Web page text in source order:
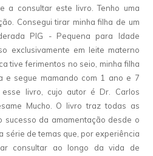
a consultar este livro. Tenho uma
Consegui tirar minha filha de um
PIG - Pequena para Idade
exclusivamente em leite materno
tive ferimentos no seio, minha filha
e segue mamando com 1 ano e 7
livro, cujo autor é Dr. Carlos
Mucho. O livro traz todas as
sucesso da amamentação desde o
série de temas que, por experiência
consultar ao longo da vida de